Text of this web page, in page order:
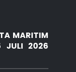
MARITIM
JULI 2026